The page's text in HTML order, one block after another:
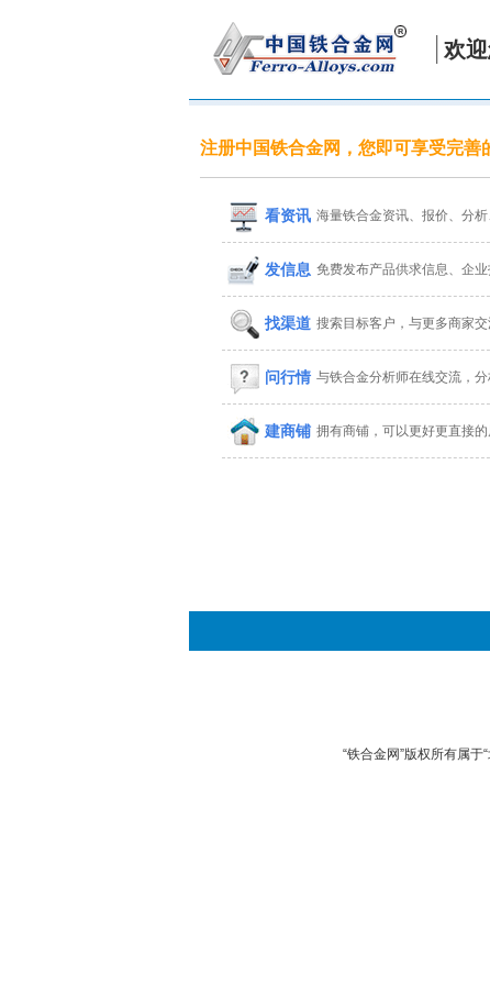
欢
注册中国铁合金网，您即可享受完善
看资讯 海量铁合金资讯、报价、分
发信息 免费发布产品供求信息、企
找渠道 搜索目标客户，与更多商家交
问行情 与铁合金分析师在线交流，
建商铺 拥有商铺，可以更好更直接
“铁合金网”版权所有属